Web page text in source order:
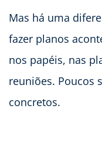
Mas há uma
fazer planos
nos papéis, nas
reuniões. Poucos
concretos.